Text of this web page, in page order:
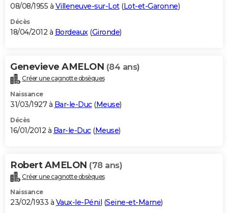
08/08/1955 à Villeneuve-sur-Lot(Lot-et-Garonne)
Décès
18/04/2012 à Bordeaux(Gironde)
Genevieve AMELON (84 ans)
Créer une cagnotte obsèques
Naissance
31/03/1927 à Bar-le-Duc(Meuse)
Décès
16/01/2012 à Bar-le-Duc(Meuse)
Robert AMELON (78 ans)
Créer une cagnotte obsèques
Naissance
23/02/1933 à Vaux-le-Pénil (Seine-et-Marne)